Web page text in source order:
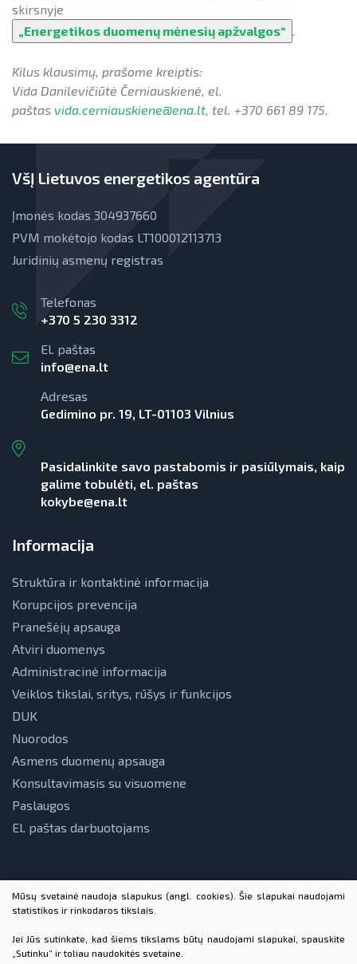
skirsnyje
„Energetikos duomenų mėnesių apžvalgos“
Kilus klausimų, prašome kreiptis:
Vida Danilevičiūtė Černiauskienė, el.
paštas vida.cerniauskiene@ena.lt , tel. +370 661 89 175.
VšĮ Lietuvos energetikos agentūra
Įmonės kodas 304937660
PVM mokėtojo kodas LT100012113713
Juridinių asmenų registras
Telefonas
+370 5 230 3312
El. paštas
info@ena.lt
Adresas
Gedimino pr. 19, LT-01103 Vilnius
Pasidalinkite savo pastabomis ir pasiūlymais, kaip
galime tobulėti, el. paštas
kokybe@ena.lt
Informacija
Struktūra ir kontaktinė informacija
Korupcijos prevencija
Pranešėjų apsauga
Atviri duomenys
Administracinė informacija
Veiklos tikslai, sritys, rūšys ir funkcijos
DUK
Nuorodos
Asmens duomenų apsauga
Konsultavimasis su visuomene
Paslaugos
El. paštas darbuotojams
© 2026 VšĮ Lietuvos energetikos agentūra. Visos teisės
Mūsų svetainė naudoja slapukus (angl. cookies). Šie slapukai naudojami
statistikos ir rinkodaros tikslais.
Jei Jūs sutinkate, kad šiems tikslams būtų naudojami slapukai, spauskite
„Sutinku“ ir toliau naudokitės svetaine.